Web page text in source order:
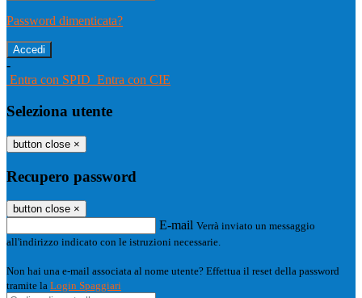
Password dimenticata?
-
Entra con SPID Entra con CIE
Seleziona utente
button close ×
Recupero password
button close ×
E-mail Verrà inviato un messaggio
all'indirizzo indicato con le istruzioni necessarie.
Non hai una e-mail associata al nome utente? Effettua il reset della password
tramite la Login Spaggiari